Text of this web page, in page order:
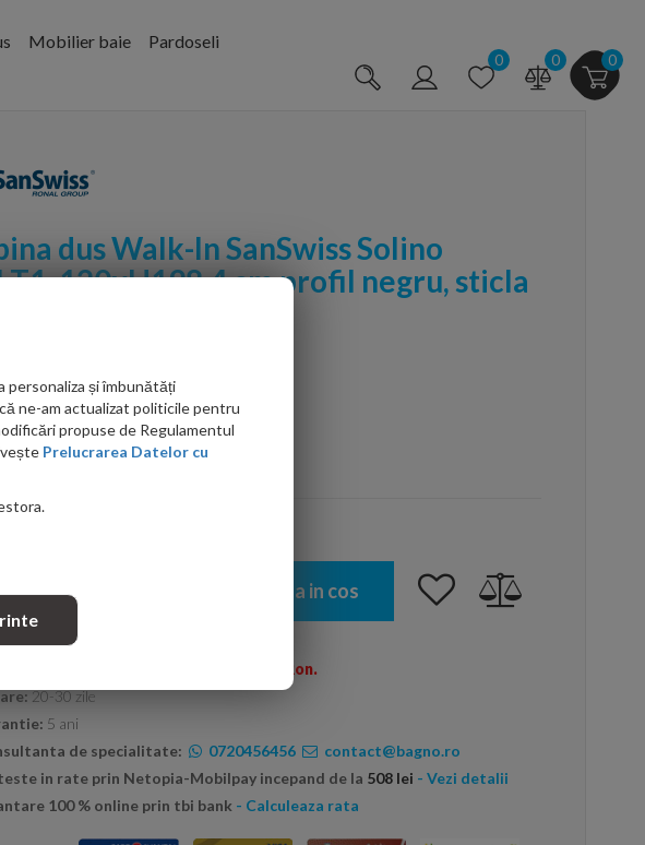
Mobilier baie Pardoseli
0 0 0
dus Walk-In SanSwiss Solino
120xH198,4 cm profil negru, sticla
RON
RON
Ati gasit in alta parte mai ieftin?
Adauga in cos
GRATUIT la comenzi peste 600 Ron.
20-30 zile
5 ani
de specialitate:
0720456456
contact@bagno.ro
in rate prin Netopia-Mobilpay incepand de la 508 lei - Vezi detalii
100 % online prin tbi bank - Calculeaza rata
personaliza și îmbunătăți
ne-am actualizat politicile pentru
propuse de Regulamentul
Prelucrarea Datelor cu